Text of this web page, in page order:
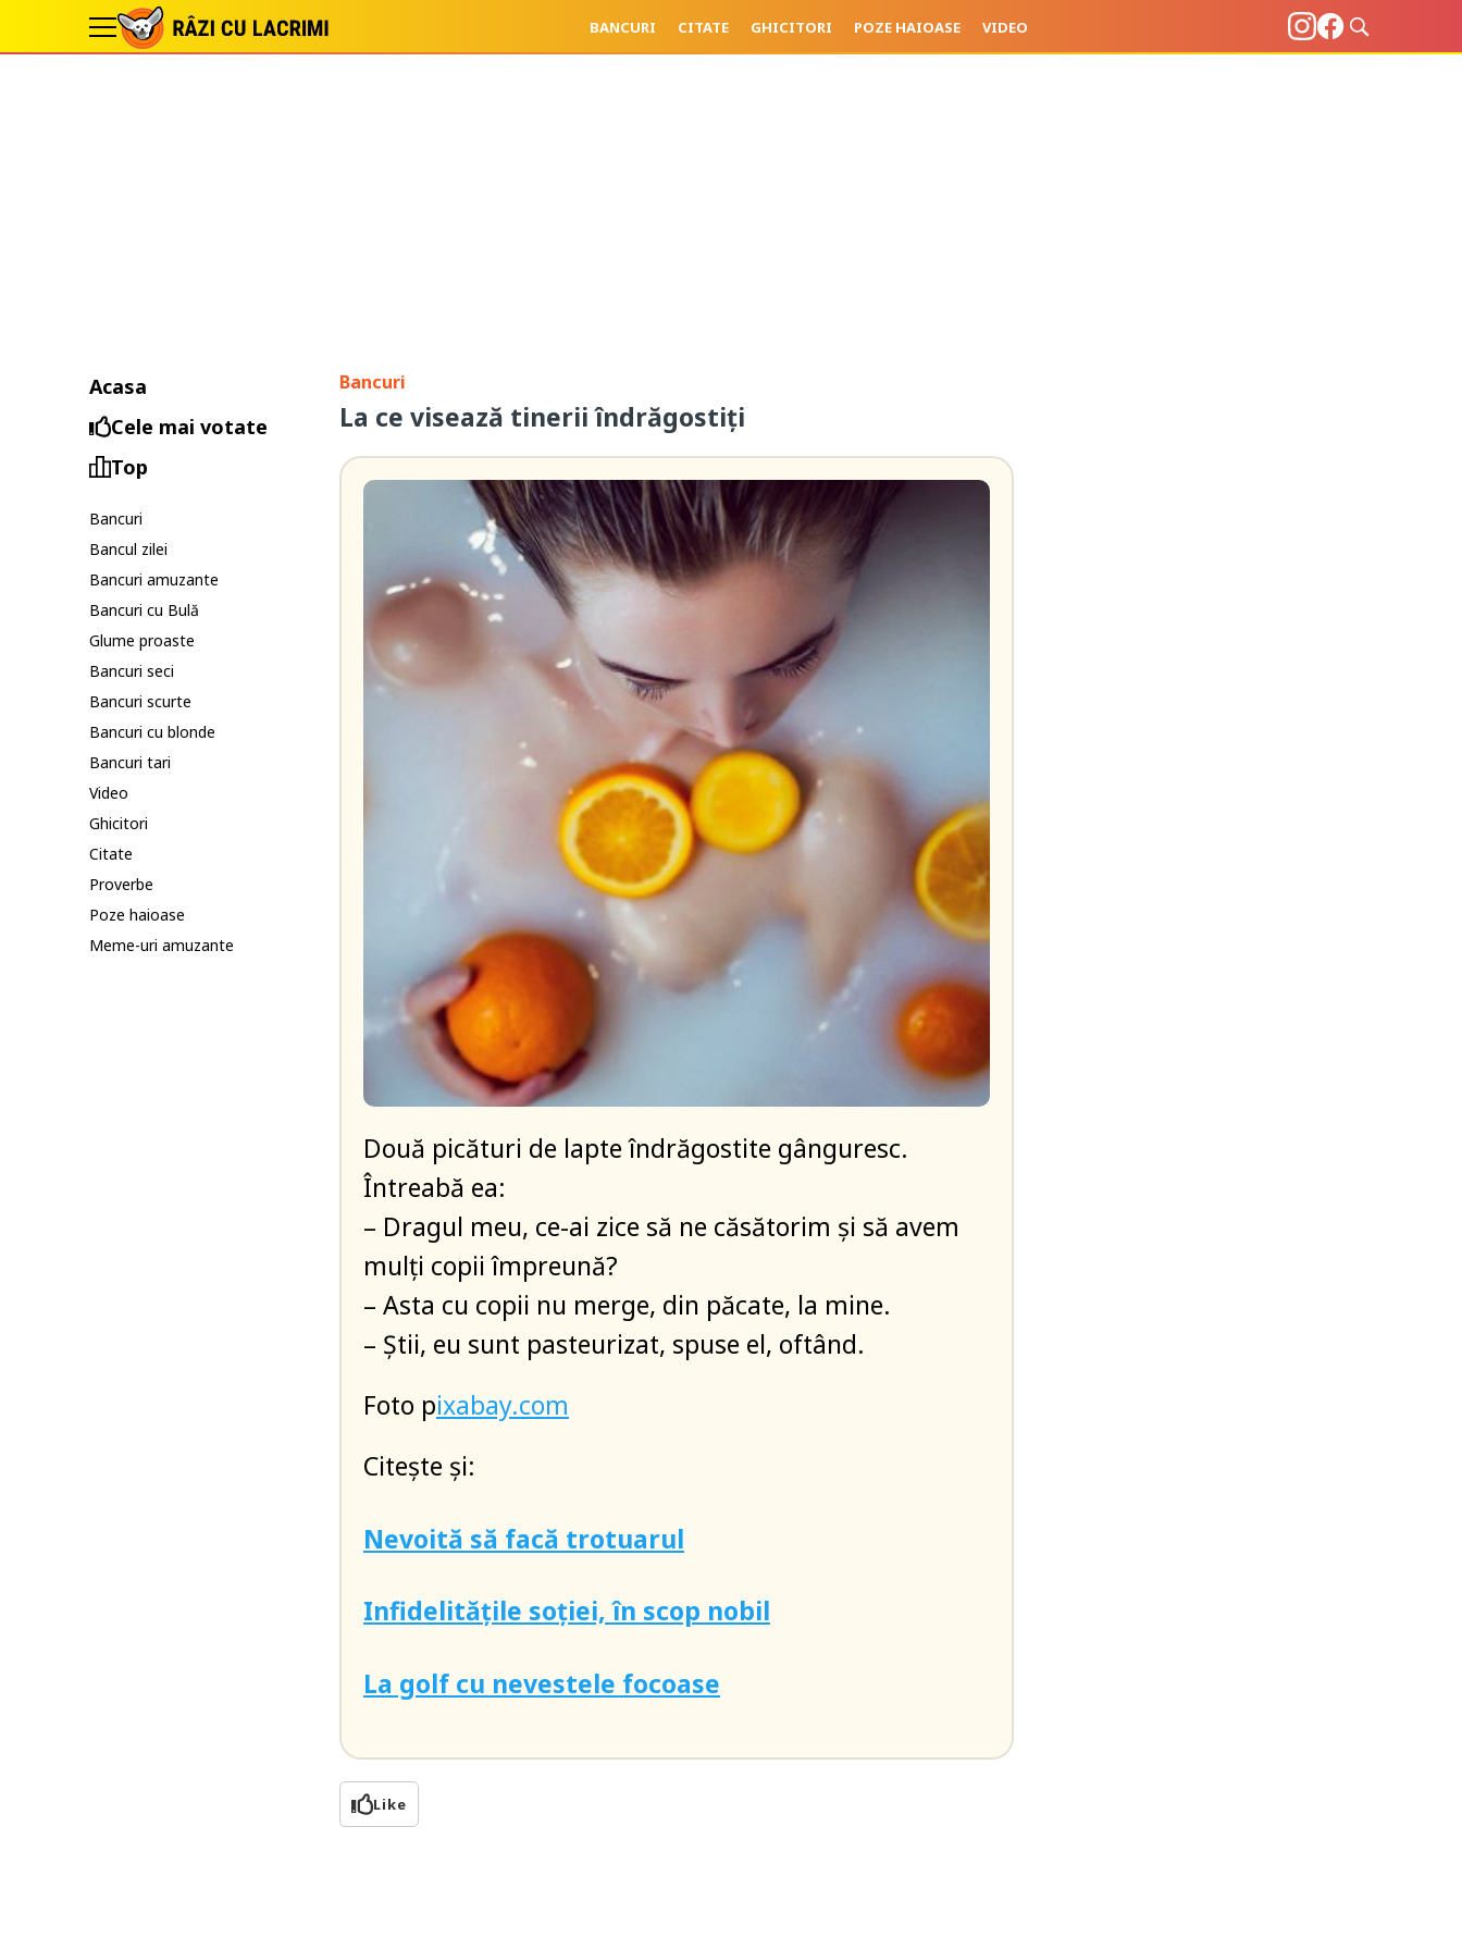
BANCURI CITATE GHICITORI POZE HAIOASE VIDEO
Acasa
Cele mai votate
Top
Bancuri
Bancul zilei
Bancuri amuzante
Bancuri cu Bulă
Glume proaste
Bancuri seci
Bancuri scurte
Bancuri cu blonde
Bancuri tari
Video
Ghicitori
Citate
Proverbe
Poze haioase
Meme-uri amuzante
Bancuri
La ce visează tinerii îndrăgostiți
Două picături de lapte îndrăgostite gânguresc.
Întreabă ea:
– Dragul meu, ce-ai zice să ne căsătorim şi să avem
mulţi copii împreună?
– Asta cu copii nu merge, din păcate, la mine.
– Ştii, eu sunt pasteurizat, spuse el, oftând.
Foto pixabay.com
Citește și:
Nevoită să facă trotuarul
Infidelitățile soției, în scop nobil
La golf cu nevestele focoase
Like